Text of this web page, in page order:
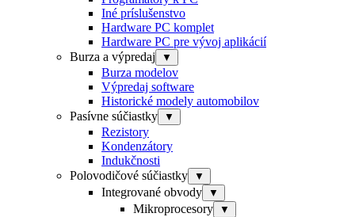
Iné príslušenstvo
Hardware PC komplet
Hardware PC pre vývoj aplikácií
Burza a výpredaj
▼
Burza modelov
Výpredaj software
Historické modely automobilov
Pasívne súčiastky
▼
Rezistory
Kondenzátory
Indukčnosti
Polovodičové súčiastky
▼
Integrované obvody ▼
Mikroprocesory ▼